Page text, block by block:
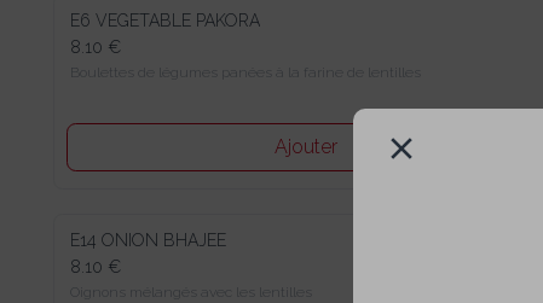
E6 VEGETABLE PAKORA
8.10 €
Boulettes de légumes panées à la farine de lentilles
Ajouter
E14 ONION BHAJEE
8.10 €
Oignons mélangés avec les lentilles